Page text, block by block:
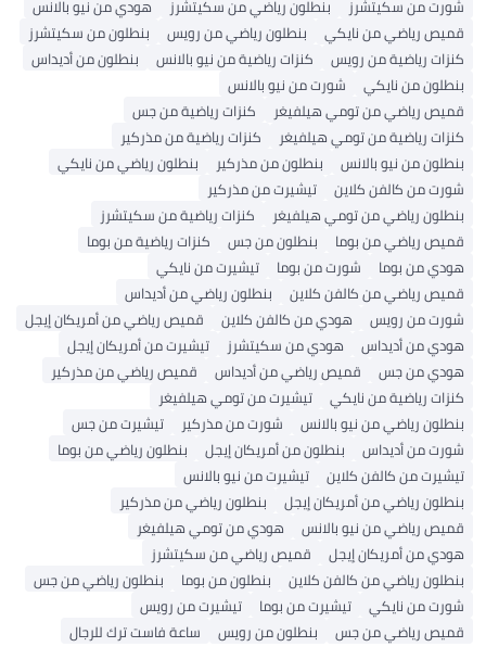
شورت من سكيتشرز
بنطلون رياضي من سكيتشرز
هودي من نيو بالانس
قميص رياضي من نايكي
بنطلون رياضي من رويس
بنطلون من سكيتشرز
كنزات رياضية من رويس
كنزات رياضية من نيو بالانس
بنطلون من أديداس
بنطلون من نايكي
شورت من نيو بالانس
قميص رياضي من تومي هيلفيغر
كنزات رياضية من جس
كنزات رياضية من تومي هيلفيغر
كنزات رياضية من مذركير
بنطلون من نيو بالانس
بنطلون من مذركير
بنطلون رياضي من نايكي
شورت من كالفن كلاين
تيشيرت من مذركير
بنطلون رياضي من تومي هيلفيغر
كنزات رياضية من سكيتشرز
قميص رياضي من بوما
بنطلون من جس
كنزات رياضية من بوما
هودي من بوما
شورت من بوما
تيشيرت من نايكي
قميص رياضي من كالفن كلاين
بنطلون رياضي من أديداس
شورت من رويس
هودي من كالفن كلاين
قميص رياضي من أمريكان إيجل
هودي من أديداس
هودي من سكيتشرز
تيشيرت من أمريكان إيجل
هودي من جس
قميص رياضي من أديداس
قميص رياضي من مذركير
كنزات رياضية من نايكي
تيشيرت من تومي هيلفيغر
بنطلون رياضي من نيو بالانس
شورت من مذركير
تيشيرت من جس
شورت من أديداس
بنطلون من أمريكان إيجل
بنطلون رياضي من بوما
تيشيرت من كالفن كلاين
تيشيرت من نيو بالانس
بنطلون رياضي من أمريكان إيجل
بنطلون رياضي من مذركير
قميص رياضي من نيو بالانس
هودي من تومي هيلفيغر
هودي من أمريكان إيجل
قميص رياضي من سكيتشرز
بنطلون رياضي من كالفن كلاين
بنطلون من بوما
بنطلون رياضي من جس
شورت من نايكي
تيشيرت من بوما
تيشيرت من رويس
قميص رياضي من جس
بنطلون من رويس ساعة فاست ترك للرجال